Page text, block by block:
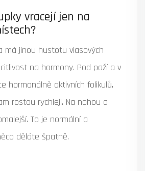
vracejí jen na
má jinou hustotu vlasových
na hormony. Pod paží a v
hormonálně aktivních folikulů,
rostou rychleji. Na nohou a
To je normální a
děláte špatně.